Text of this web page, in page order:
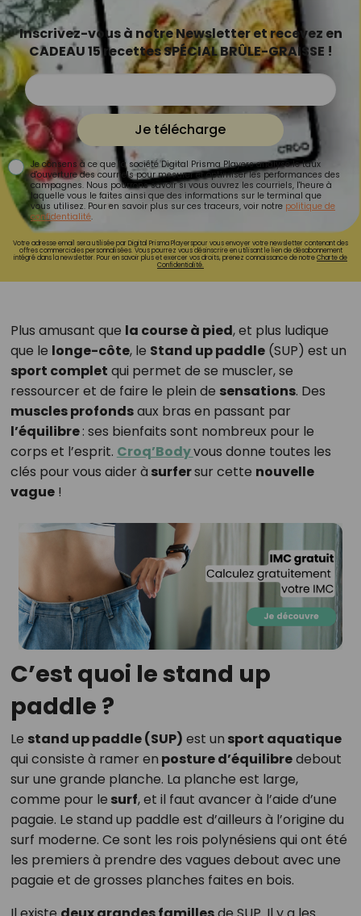
Inscrivez-vous à notre Newsletter et recevez en
CADEAU 15 recettes SPÉCIAL BRÛLE-GRAISSE !
Je télécharge
Je consens à ce que la société Digital Prisma Players analyse le taux
d'ouverture des courriels pour mesurer et optimiser les performances des
campagnes. Nous pourrons savoir si vous ouvrez les courriels, l'heure à
laquelle vous le faites ainsi que des informations sur le terminal que
vous utilisez. Pour en savoir plus sur ces traceurs, voir notre politique de
confidentialité.
Votre adresse email sera utilisée par Digital Prisma Playerspour vous envoyer votre newsletter contenant des
offres commerciales personnalisées. Vous pourrez vous désinscrire en utilisant le lien de désabonnement
intégré dans la newsletter. Pour en savoir plus et exercer vos droits, prenez connaissance de notreCharte de
Confidentialité.
Plus amusant que la course à pied, et plus ludique
que le longe-côte, le Stand up paddle(SUP) est un
sport complet qui permet de se muscler, se
ressourcer et de faire le plein de sensations. Des
muscles profondsaux bras en passant par
l’équilibre: ses bienfaits sont nombreux pour le
corps et l’esprit. Croq’Bodyvous donne toutes les
clés pour vous aider à surfersur cette nouvelle
vague!
C’est quoi le stand up
paddle ?
Le stand up paddle (SUP) est un sport aquatique
qui consiste à ramer en posture d’équilibredebout
sur une grande planche. La planche est large,
comme pour le surf, et il faut avancer à l’aide d’une
pagaie. Le stand up paddle est d’ailleurs à l’origine du
surf moderne. Ce sont les rois polynésiens qui ont été
les premiers à prendre des vagues debout avec une
pagaie et de grosses planches faites en bois.